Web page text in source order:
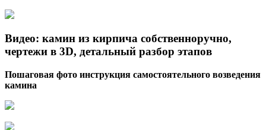
Видео: камин из кирпича собственноручно,
чертежи в 3D, детальный разбор этапов
Пошаговая фото инструкция самостоятельного возведения
камина